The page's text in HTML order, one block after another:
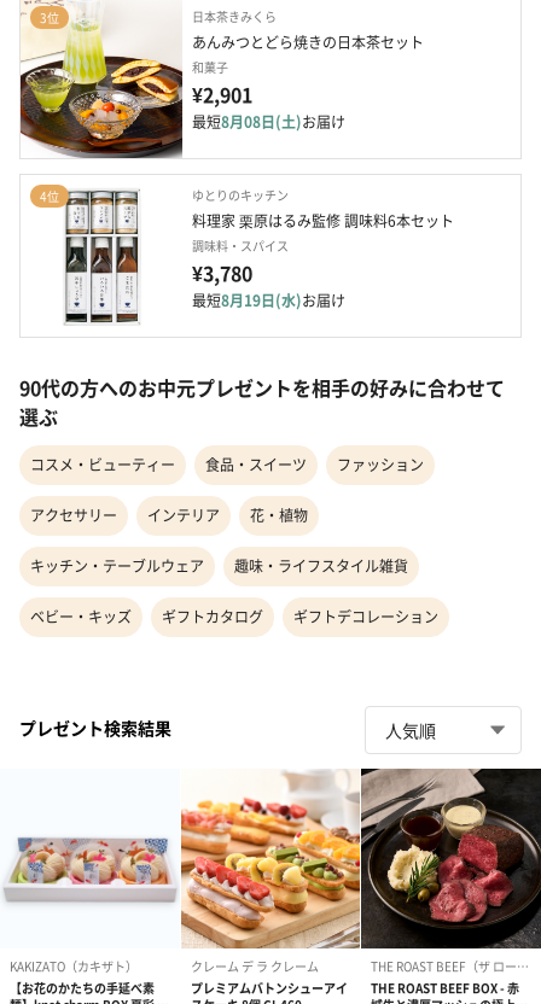
3位 日本茶きみくら
あんみつとどら焼きの日本茶セット
和菓子
¥2,901
最短8月08日(土)お届け
4位 ゆとりのキッチン
料理家 栗原はるみ監修 調味料6本セット
調味料・スパイス
¥3,780
最短8月19日(水)お届け
90代の方へのお中元プレゼントを相手の好みに合わせて
選ぶ
コスメ・ビューティー 食品・スイーツ ファッション
アクセサリー インテリア 花・植物
キッチン・テーブルウェア 趣味・ライフスタイル雑貨
ベビー・キッズ ギフトカタログ ギフトデコレーション
プレゼント検索結果